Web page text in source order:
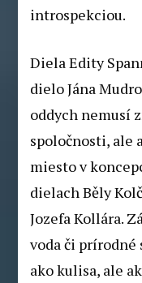
introspekciou.
Diela Edity
dielo Jána
oddych nemusí
spoločnosti, ale
miesto v
dielach Běly
Jozefa Kollára.
voda či
ako kulisa, ale